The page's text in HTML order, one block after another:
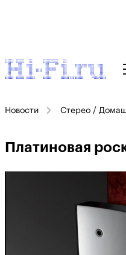
Новости Стерео /
Платиновая